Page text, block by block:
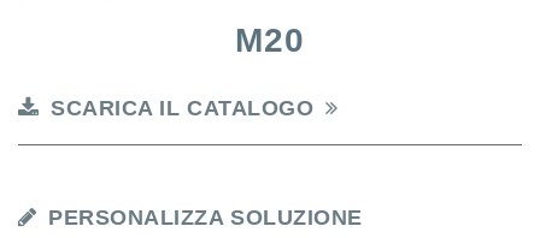
M20
SCARICA IL CATALOGO
PERSONALIZZA SOLUZIONE